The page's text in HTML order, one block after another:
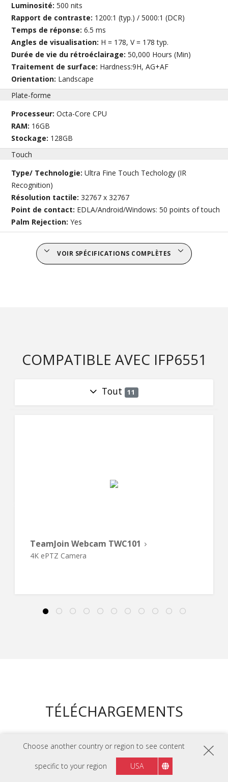
Choose another country or region to see content
specific to your region USA
Luminosité:500 nits
Rapport de contraste: 1200:1 (typ.) / 5000:1 (DCR)
Temps de réponse:6.5 ms
Angles de visualisation: H = 178, V = 178 typ.
Durée de vie du rétroéclairage:50,000 Hours (Min)
Traitement de surface: Hardness:9H, AG+AF
Orientation: Landscape
Plate-forme
Processeur:Octa-Core CPU
RAM: 16GB
Stockage: 128GB
Touch
Type/ Technologie:Ultra Fine Touch Techology (IR
Recognition)
Résolution tactile:32767 x 32767
Point de contact: EDLA/Android/Windows: 50 points of touch
Palm Rejection:Yes
VOIR SPÉCIFICATIONS COMPLÈTES
COMPATIBLE AVEC IFP6551
Tout 11
TeamJoin Webcam TWC101
4K ePTZ Camera
TÉLÉCHARGEMENTS
FEUILLE DE DONNÉES